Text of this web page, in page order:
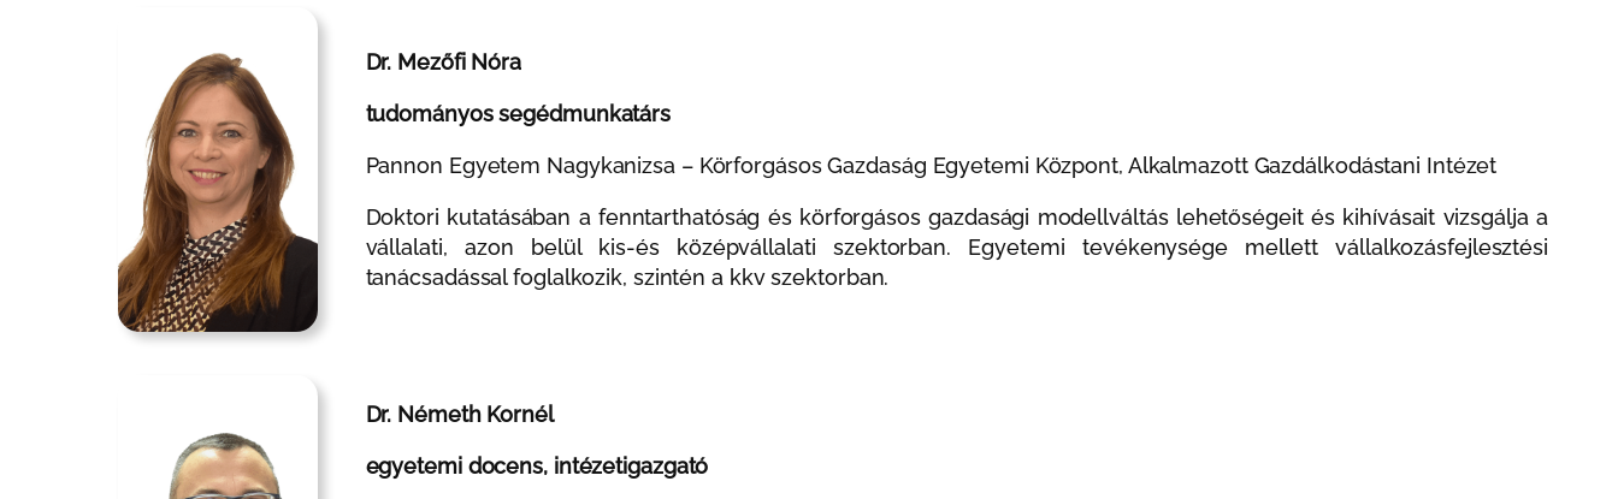
Dr. Mezőfi Nóra
tudományos segédmunkatárs
Pannon Egyetem Nagykanizsa – Körforgásos Gazdaság Egyetemi Központ, Alkalmazott Gazdálkodástani Intézet
Doktori kutatásában a fenntarthatóság és körforgásos gazdasági modellváltás lehetőségeit és kihívásait vizsgálja a
vállalati, azon belül kis-és középvállalati szektorban. Egyetemi tevékenysége mellett vállalkozásfejlesztési
tanácsadással foglalkozik, szintén a kkv szektorban.
Dr. Németh Kornél
egyetemi docens, intézetigazgató